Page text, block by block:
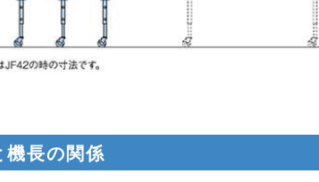
機長の関係